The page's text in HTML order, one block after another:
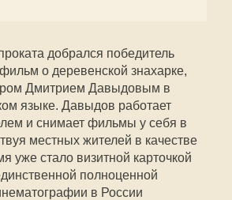
добрался победитель
о деревенской знахарке,
Дмитрием Давыдовым в
языке. Давыдов работает
и снимает фильмы у себя в
местных жителей в качестве
уже стало визитной карточкой
полноценной
в России